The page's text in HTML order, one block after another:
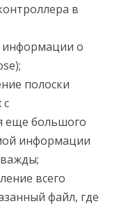
в
о
полоски
с
еще большого
информации
всего
файл, где